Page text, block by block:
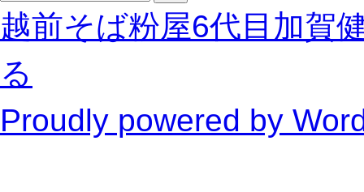
索:
越前そば粉屋6代目加賀
る
Proudly powered by